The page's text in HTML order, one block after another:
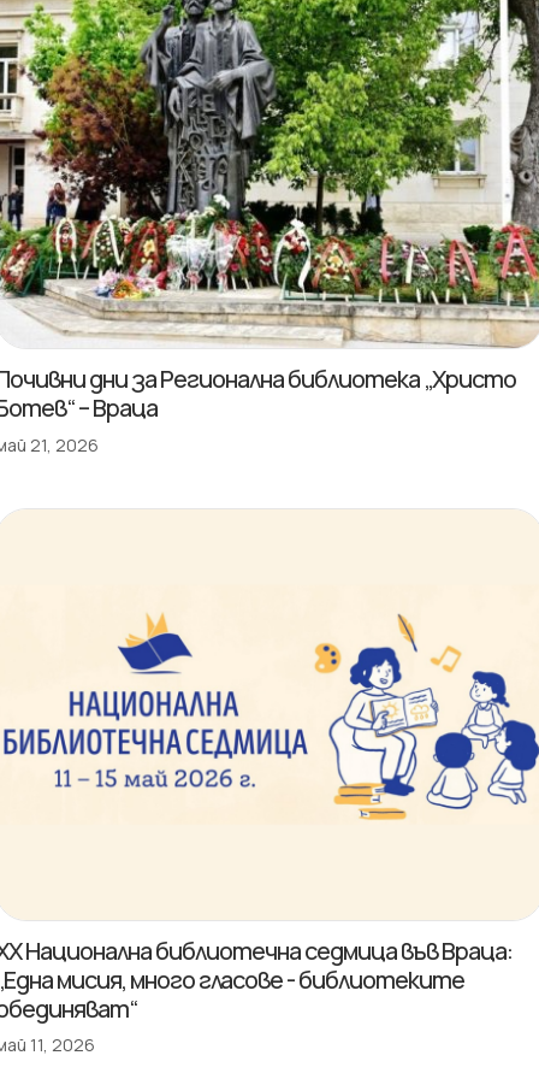
дни за Регионална библиотека „Христо
– Враца
21, 2026
Национална библиотечна седмица във Враца:
мисия, много гласове - библиотеките
11, 2026